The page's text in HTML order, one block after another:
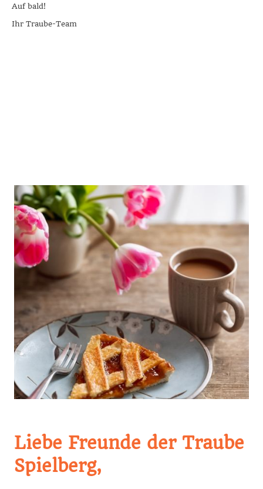
Auf bald!
Ihr Traube-Team
Liebe Freunde der Traube
Spielberg,